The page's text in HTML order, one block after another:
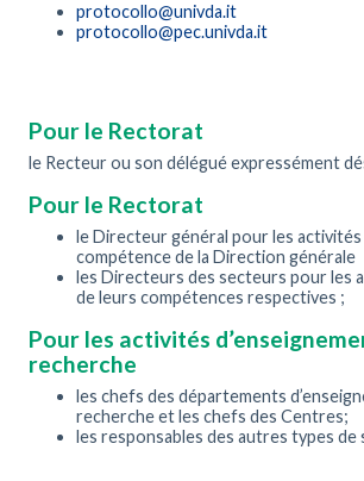
protocollo@univda.it
protocollo@pec.univda.it
Pour le Rectorat
le Recteur ou son délégué expressément
Pour le Rectorat
le Directeur général pour les activités
compétence de la Direction générale
les Directeurs des secteurs pour les
de leurs compétences respectives ;
Pour les activités
recherche
les chefs des départements
recherche et les chefs des Centres;
les responsables des autres types